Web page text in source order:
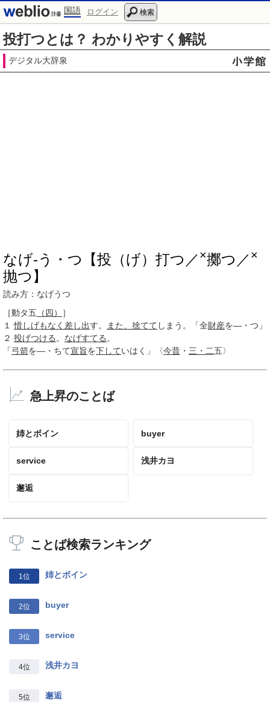
国語 ログイン 検索
投打つとは？ わかりやすく解説
デジタル大辞泉
なげ‐う・つ【投（げ）打つ／×擲つ／×
抛つ】
読み方：なげうつ
［動タ五 （四）
］
１
惜しげもなく 差し出す。 また、 捨てて しまう。「全財産を―・つ」
２ 投げつける 。 なげすてる 。
「弓箭を―・ちて宣旨を下していはく」〈今昔 ・ 三・二五〉
急上昇のことば
姉とボイン buyer
service 浅井カヨ
邂逅
ことば検索ランキング
1位 姉とボイン
2位 buyer
3位 service
4位 浅井カヨ
5位 邂逅